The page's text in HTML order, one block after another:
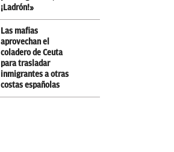
¡Ladrón!»
Las mafias
aprovechan el
coladero de Ceuta
para trasladar
inmigrantes a otras
costas españolas